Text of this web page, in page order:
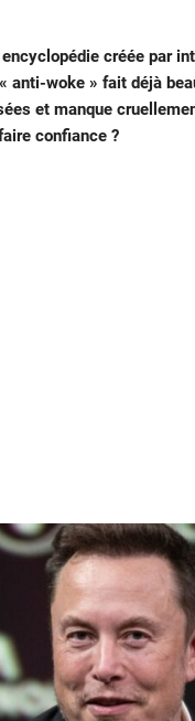
créée par
woke » fait déjà
et manque
confiance ?